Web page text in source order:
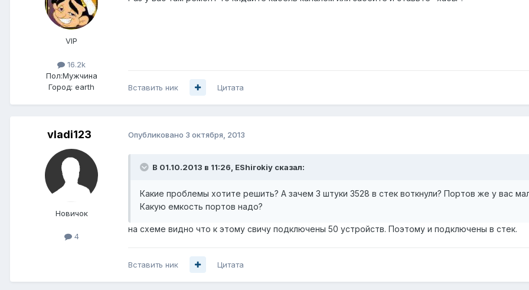
VIP
16.2k
Пол:Мужчина
Город: earth Вставить ник Цитата
vladi123
Новичок
4
Опубликовано 3 октября, 2013
В 01.10.2013 в 11:26, EShirokiy сказал:
Какие проблемы хотите решить? А зачем 3 штуки 3528 в стек воткнули? Портов же у вас
Какую емкость портов надо?
на схеме видно что к этому свичу подключены 50 устройств. Поэтому и подключены в стек.
Вставить ник Цитата